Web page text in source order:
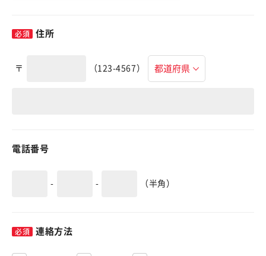
住所
〒 （123-4567）
電話番号
- - （半角）
連絡方法